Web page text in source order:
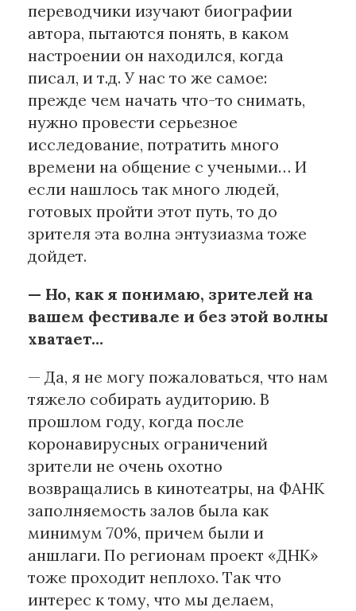
переводчики изучают биографии
автора, пытаются понять, в каком
настроении он находился, когда
писал, и т.д. У нас то же самое:
прежде чем начать что-то снимать,
нужно провести серьезное
исследование, потратить много
времени на общение с учеными… И
если нашлось так много людей,
готовых пройти этот путь, то до
зрителя эта волна энтузиазма тоже
дойдет.
— Но, как я понимаю, зрителей на
вашем фестивале и без этой волны
хватает…
— Да, я не могу пожаловаться, что нам
тяжело собирать аудиторию. В
прошлом году, когда после
коронавирусных ограничений
зрители не очень охотно
возвращались в кинотеатры, на ФАНК
заполняемость залов была как
минимум 70%, причем были и
аншлаги. По регионам проект «ДНК»
тоже проходит неплохо. Так что
интерес к тому, что мы делаем,